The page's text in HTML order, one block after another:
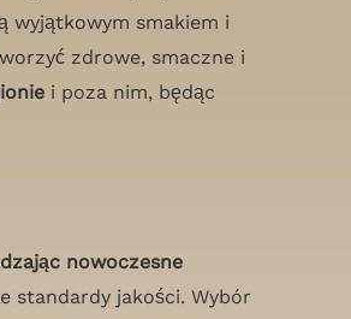
wyjątkowym smakiem i
zdrowe, smaczne i
i poza nim, będąc
nowoczesne
standardy jakości. Wybór